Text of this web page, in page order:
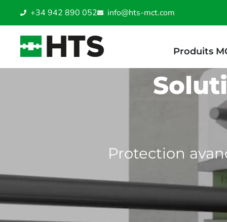
+34 942 890 052 info@hts-mct.com
Produits
Protection